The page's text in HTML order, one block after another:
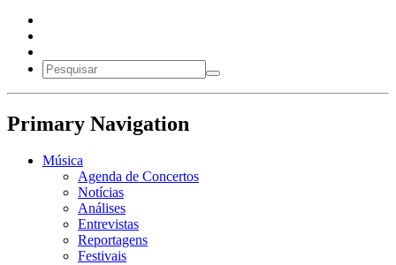
Primary Navigation
Música
Agenda de Concertos
Notícias
Análises
Entrevistas
Reportagens
Festivais